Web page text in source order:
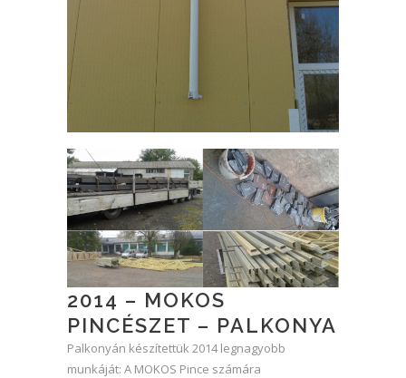
2014 – MOKOS
PINCÉSZET – PALKONYA
Palkonyán készítettük 2014 legnagyobb
munkáját: A MOKOS Pince számára